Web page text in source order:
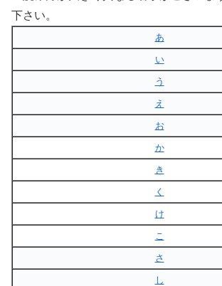
下さい。
あ
い
う
え
お
か
き
く
け
こ
さ
し